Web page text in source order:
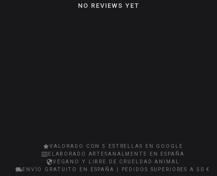
NO REVIEWS YET
VALORADO CON 5 ESTRELLAS EN GOOGLE
ELABORADO ARTESANALMENTE EN ESPAÑA
VEGANO Y LIBRE DE CRUELDAD ANIMAL
ENVÍO GRATUITO EN ESPAÑA | PEDIDOS SUPERIORES A 50 €